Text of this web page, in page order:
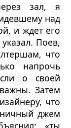
зал, я
над
и ждет его
Поев,
что
напрочь
о своей
Затем
что
джем
«ты